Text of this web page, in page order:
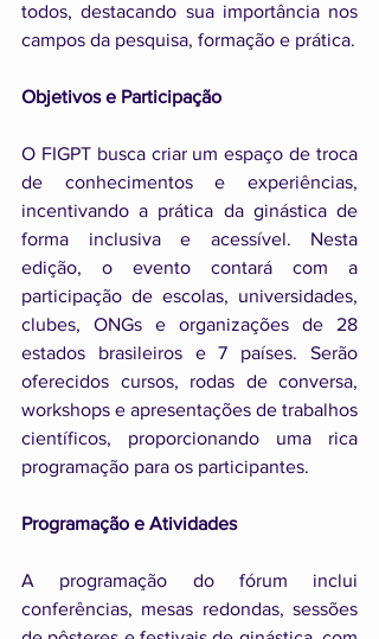
todos, destacando sua importância nos
campos da pesquisa, formação e prática.
Objetivos e Participação
O FIGPT busca criar um espaço de troca
de conhecimentos e experiências,
incentivando a prática da ginástica de
forma inclusiva e acessível. Nesta
edição, o evento contará com a
participação de escolas, universidades,
clubes, ONGs e organizações de 28
estados brasileiros e 7 países. Serão
oferecidos cursos, rodas de conversa,
workshops e apresentações de trabalhos
científicos, proporcionando uma rica
programação para os participantes.
Programação e Atividades
A programação do fórum inclui
conferências, mesas redondas, sessões